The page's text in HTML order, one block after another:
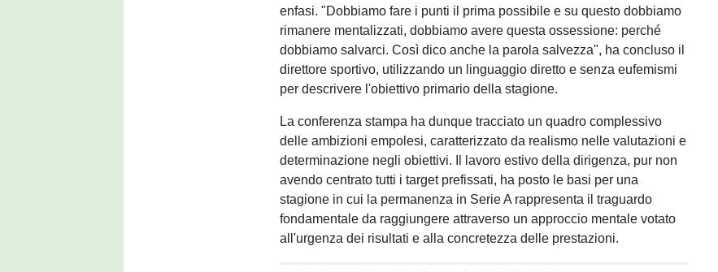
enfasi. "Dobbiamo fare i punti il prima possibile e su questo dobbiamo
rimanere mentalizzati, dobbiamo avere questa ossessione: perché
dobbiamo salvarci. Così dico anche la parola salvezza", ha concluso il
direttore sportivo, utilizzando un linguaggio diretto e senza eufemismi
per descrivere l'obiettivo primario della stagione.
La conferenza stampa ha dunque tracciato un quadro complessivo
delle ambizioni empolesi, caratterizzato da realismo nelle valutazioni e
determinazione negli obiettivi. Il lavoro estivo della dirigenza, pur non
avendo centrato tutti i target prefissati, ha posto le basi per una
stagione in cui la permanenza in Serie A rappresenta il traguardo
fondamentale da raggiungere attraverso un approccio mentale votato
all'urgenza dei risultati e alla concretezza delle prestazioni.